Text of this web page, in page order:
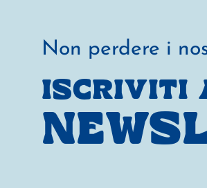
Non perdere i
ISCRIVITI